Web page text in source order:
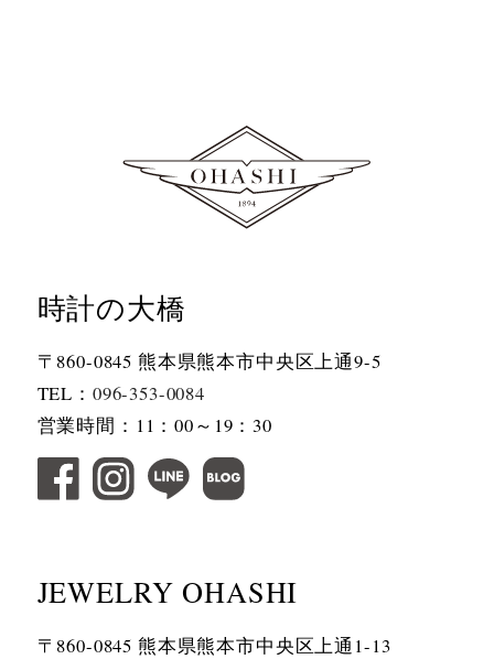
時計の大橋
〒860-0845 熊本県熊本市中央区上通9-5
TEL： 096-353-0084
営業時間：11：00～19：30
JEWELRY OHASHI
〒860-0845 熊本県熊本市中央区上通1-13